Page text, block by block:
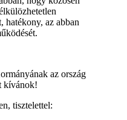
hatékony, az abban
az ország
kívánok!
tisztelettel: